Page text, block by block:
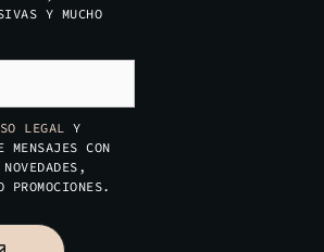
Y MUCHO
LEGAL Y
CON
PROMOCIONES.